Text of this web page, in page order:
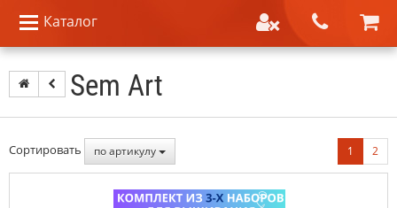
Каталог
Sem Art
Сортировать по артикулу 1 2